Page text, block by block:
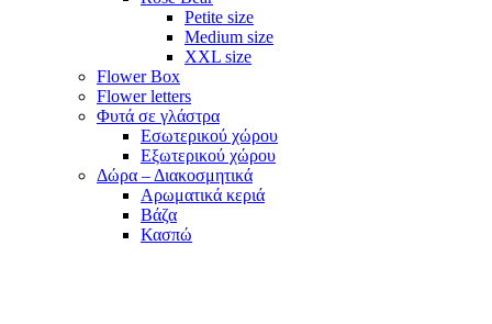
Petite size
Medium size
XXL size
Flower Box
Flower letters
Φυτά σε γλάστρα
Εσωτερικού χώρου
Εξωτερικού χώρου
Δώρα – Διακοσμητικά
Αρωματικά κεριά
Βάζα
Κασπώ